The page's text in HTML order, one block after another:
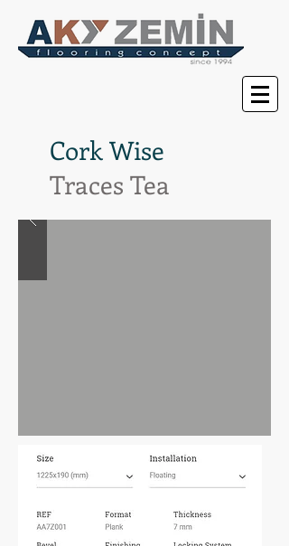
Cork Wise
Traces Tea